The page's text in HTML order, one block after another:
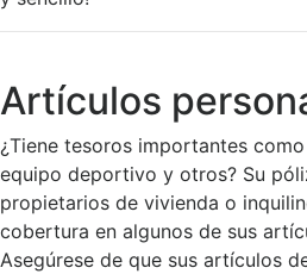
Artículos
¿Tiene tesoros importantes
equipo deportivo y otros? Su
propietarios de vivienda o
cobertura en algunos de sus
Asegúrese de que sus artículos